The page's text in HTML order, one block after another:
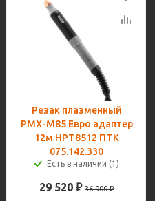
Резак плазменный
PMX-M85 Евро адаптер
12м HPT8512 ПТК
075.142.330
Есть в наличии (1)
29 520 ₽ 36 900₽